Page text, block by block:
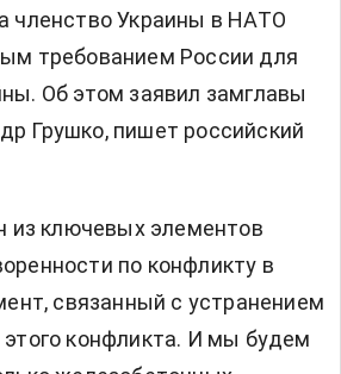
членство Украины в НАТО
требованием России для
Об этом заявил замглавы
Грушко, пишет российский
из ключевых элементов
по конфликту в
связанный с устранением
конфликта. И мы будем